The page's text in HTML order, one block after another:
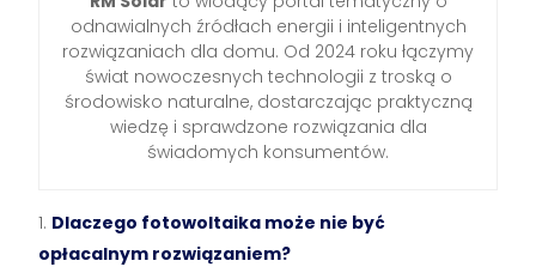
odnawialnych źródłach energii i inteligentnych
rozwiązaniach dla domu. Od 2024 roku łączymy
świat nowoczesnych technologii z troską o
środowisko naturalne, dostarczając praktyczną
wiedzę i sprawdzone rozwiązania dla
świadomych konsumentów.
Dlaczego fotowoltaika może nie być
opłacalnym rozwiązaniem?